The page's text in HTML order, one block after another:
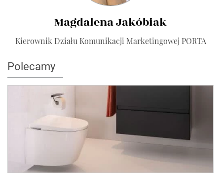
Magdalena Jakóbiak
Kierownik Działu Komunikacji Marketingowej PORTA
Polecamy